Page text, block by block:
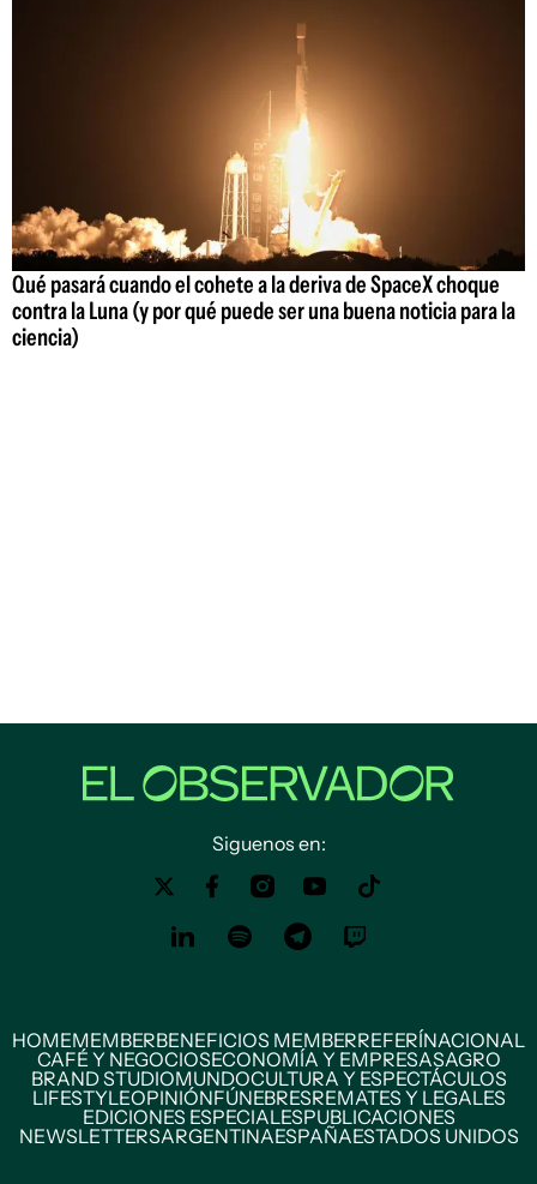
Qué pasará cuando el cohete a la deriva de SpaceX choque
contra la Luna (y por qué puede ser una buena noticia para la
ciencia)
Siguenos en:
HOMEMEMBERBENEFICIOS MEMBERREFERÍNACIONAL
CAFÉ Y NEGOCIOSECONOMÍA Y EMPRESASAGRO
BRAND STUDIOMUNDOCULTURA Y ESPECTÁCULOS
LIFESTYLEOPINIÓNFÚNEBRESREMATES Y LEGALES
EDICIONES ESPECIALESPUBLICACIONES
NEWSLETTERSARGENTINAESPAÑAESTADOS UNIDOS